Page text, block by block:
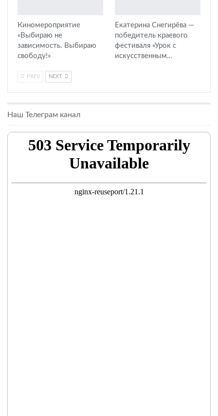
Киномероприятие
«Выбираю не
зависимость. Выбираю
свободу!»
Екатерина Снегирёва —
победитель краевого
фестиваля «Урок с
искусственным…
PREV NEXT
Наш Телеграм канал